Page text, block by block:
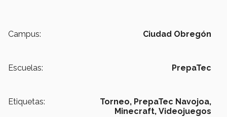
Campus: Ciudad Obregón
Escuelas: PrepaTec
Etiquetas: Torneo, PrepaTec Navojoa,
Minecraft, Videojuegos